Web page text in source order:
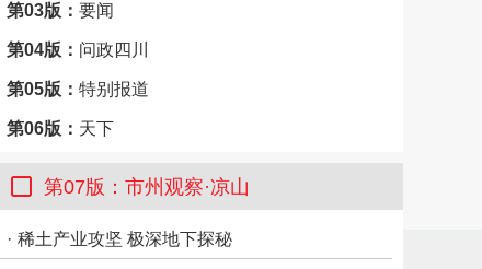
第03版： 要闻
第04版： 问政四川
第05版： 特别报道
第06版： 天下
第09版：思想周刊
第10版：思想周刊
第07版：市州观察·凉山
· 稀土产业攻坚 极深地下探秘